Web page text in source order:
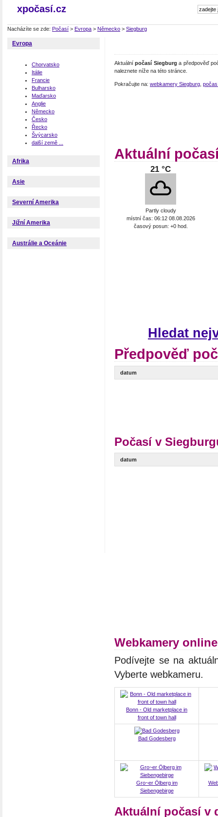
xpočasí.cz
Nacházíte se zde: Počasí > Evropa > Německo > Siegburg
Evropa
Chorvatsko
Itálie
Francie
Bulharsko
Maďarsko
Anglie
Německo
Česko
Řecko
Švýcarsko
další země ...
Afrika
Asie
Severní Amerika
Jižní Amerika
Austrálie a Oceánie
Aktuálnípočasí Siegburg a předpověď
naleznete níže na této stránce.
Pokračujte na: webkamery Siegburg
Aktuální
21 °C
Partly cloudy
místní čas: 06:12 08.08.2026
časový posun: +0 hod.
Hledat
Předpověď
datum
Počasí v
datum
Webkamery
Podívejte se na
Vyberte webkameru.
Bonn - Old marketplace in
front of town hall
Bad Godesberg
Gro~er Ölberg im
Siebengebirge
Aktuální počasí v